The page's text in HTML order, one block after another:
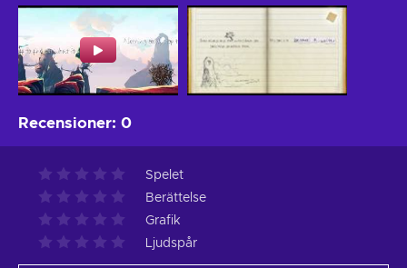
Recensioner: 0
Spelet
Berättelse
Grafik
Ljudspår